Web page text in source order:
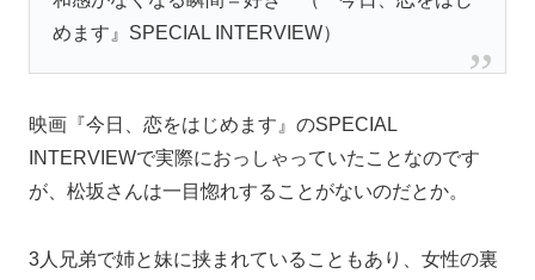
めます』SPECIAL INTERVIEW）
映画『今日、恋をはじめます』のSPECIAL
INTERVIEWで実際におっしゃっていたことなのです
が、松坂さんは一目惚れすることがないのだとか。
3人兄弟で姉と妹に挟まれていることもあり、女性の裏